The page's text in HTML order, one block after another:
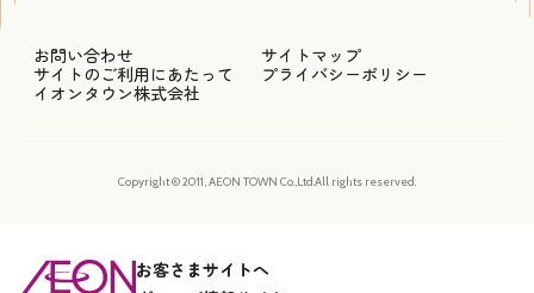
お問い合わせ
サイトマップ
サイトのご利用にあたって
プライバシーポリシー
イオンタウン株式会社
Copyright © 2011, AEON TOWN Co.,Ltd.All rights reserved.
お客さまサイトへ